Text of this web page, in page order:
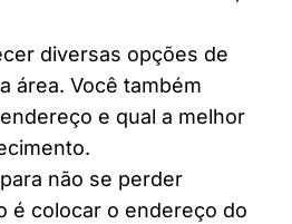
diversas opções de
área. Você também
e qual a melhor
não se perder
é colocar o endereço do